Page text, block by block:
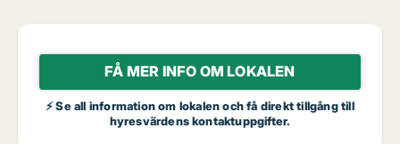
FÅ MER INFO OM LOKALEN
⚡ Se all information om lokalen och få direkt tillgång till
hyresvärdens kontaktuppgifter.